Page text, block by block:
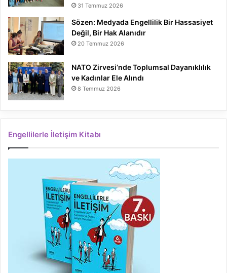
31 Temmuz 2026
Sözen: Medyada Engellilik Bir Hassasiyet
Değil, Bir Hak Alanıdır
20 Temmuz 2026
NATO Zirvesi’nde Toplumsal Dayanıklılık
ve Kadınlar Ele Alındı
8 Temmuz 2026
Engellilerle İletişim Kitabı